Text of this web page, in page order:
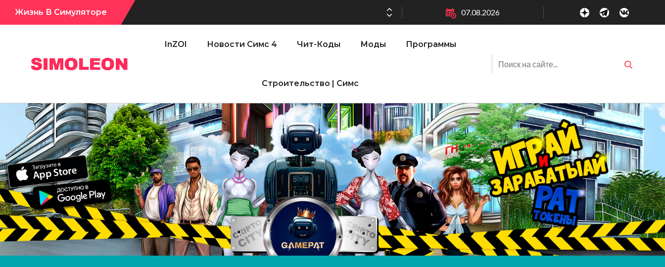
Жизнь В Симуляторе 07.08.2026
InZOI Новости Симс 4 Чит-Коды Моды Программы
Строительство | Симс